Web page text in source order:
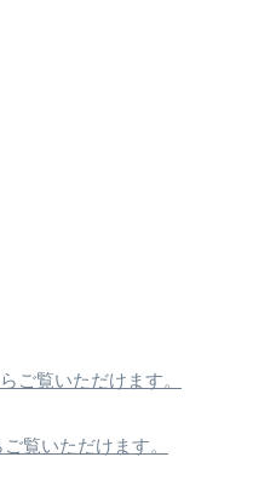
ご覧いただけます。
覧いただけます。